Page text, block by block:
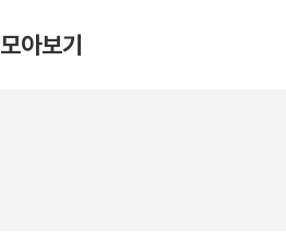
모아보기